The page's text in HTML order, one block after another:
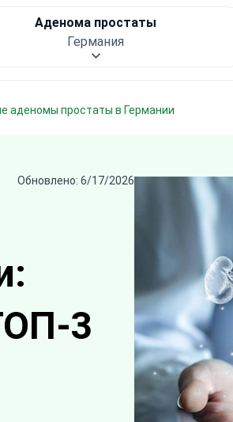
аденомы простаты в Германии
Аденома простаты
Германия
Обновлено: 6/17/2026
3